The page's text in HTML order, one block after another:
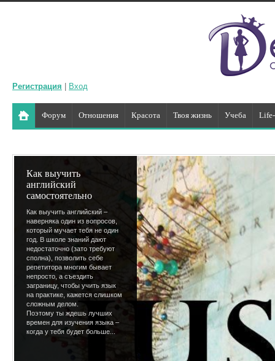
Регистрация Вход
Форум Отношения Красота Твоя жизнь Учеба
Как выучить
английский
самостоятельно
Как выучить английский –
наверняка один из вопросов,
который мучает тебя не один
год. В школе знаний дают
недостаточно (зато требуют
сполна), позволить себе
репетитора многим бывает
непросто, а съездить
заграницу, чтобы учить язык
на практике, кажется слишком
сложным делом.
Поэтому ты ждешь лучших
времен для изучения языка –
когда у тебя будет больше...